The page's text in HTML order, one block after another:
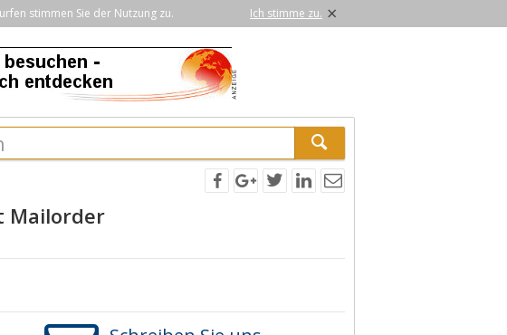
stimmen Sie der Nutzung zu. Ich stimme zu. ×
Mailorder